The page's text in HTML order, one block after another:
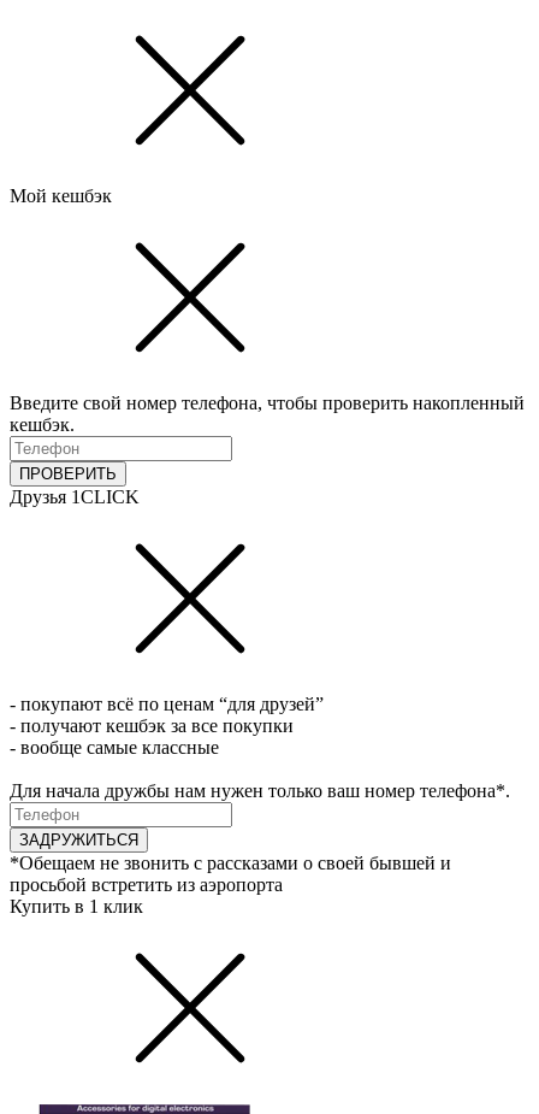
Мой кешбэк
Введите свой номер телефона, чтобы проверить накопленный
кешбэк.
ПРОВЕРИТЬ
Друзья 1CLICK
- покупают всё по ценам “для друзей”
- получают кешбэк за все покупки
- вообще самые классные
Для начала дружбы нам нужен только ваш номер телефона*.
ЗАДРУЖИТЬСЯ
*Обещаем не звонить с рассказами о своей бывшей и
просьбой встретить из аэропорта
Купить в 1 клик